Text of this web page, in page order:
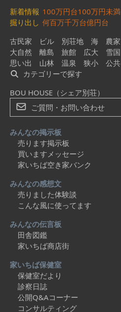
新着情報 100万円台100万円未満
掘り出し 何百万千万台億円台
古民家
ビル 別荘地 海 農家
大自然
離島 旅館 広大 雪国
思い出
山林 温泉 狭小 公共
カテゴリーで探す
BOU HOUSE（シェア別荘）
ご質問・お問い合わせ
みんなの掲示板
売ります掲示板
買いますメッセージ
家いちば空き家バンク
みんなの感想文
売りました体験談
こんな風に使ってます
みんなの伝言板
田舎図鑑
家いちば商店街
家いちば保健室
保健室だより
診察日誌
公開Q&Aコーナー
コンサルティング